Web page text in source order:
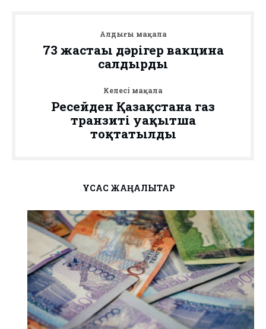
Алдыңғы мақала
73 жастағы дәрігер вакцина
салдырды
Келесі мақала
Ресейден Қазақстанға газ
транзиті уақытша
тоқтатылды
ҰҚСАС ЖАҢАЛЫҚТАР